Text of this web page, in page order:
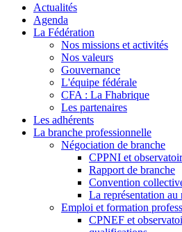
Actualités
Agenda
La Fédération
Nos missions et activités
Nos valeurs
Gouvernance
L'équipe fédérale
CFA : La Fhabrique
Les partenaires
Les adhérents
La branche professionnelle
Négociation de branche
CPPNI et
Rapport de branche
Convention
La représentation au
Emploi et formation
CPNEF et